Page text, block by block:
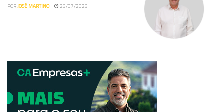
PORJOSÉ MARTINO 26/07/2026